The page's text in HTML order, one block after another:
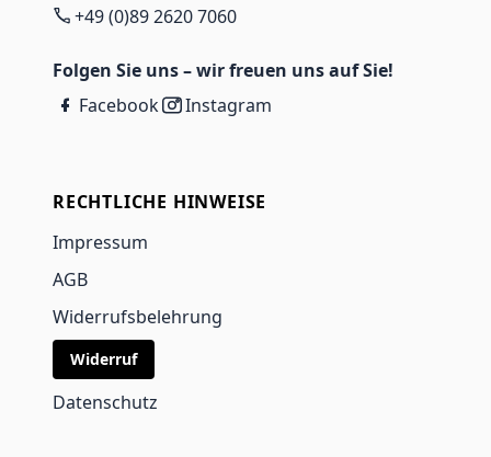
+49 (0)89 2620 7060
Folgen Sie uns – wir freuen uns auf Sie!
Facebook
Instagram
RECHTLICHE HINWEISE
Impressum
AGB
Widerrufsbelehrung
Widerruf
Datenschutz